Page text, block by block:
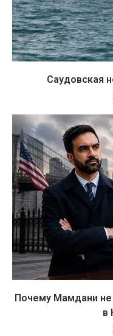
Саудовская
Почему Мамдани
в